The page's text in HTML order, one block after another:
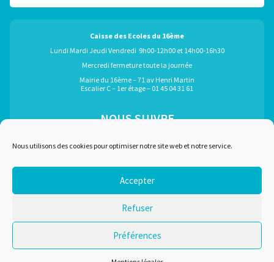
Nous utilisons des cookies pour optimiser notre site web et notre service.
Accepter
Refuser
Préférences
Caisse des Ecoles du 16ème
Lundi Mardi Jeudi Vendredi 9h00-12h00 et 14h00-16h30
Mercredi fermeture toute la journée
Mairie du 16ème – 71 av Henri Martin
Escalier C – 1er étage – 01 45 04 31 61
NOUS SUIVRE
Marchés publics
Recrutement
Liens utiles
Conditions d'utilisation
Plan du site
Mentions légales
Nous contacter